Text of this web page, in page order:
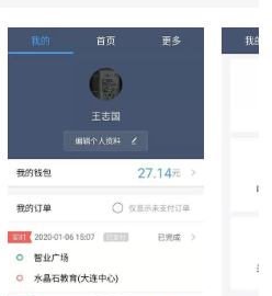
：
助司机提升技能和服务水平，
司机无需等待，节约时间，提